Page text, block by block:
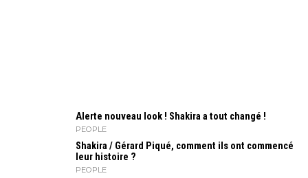
Alerte nouveau look ! Shakira a tout changé !
PEOPLE
Shakira / Gérard Piqué, comment ils ont commencé
leur histoire ?
PEOPLE